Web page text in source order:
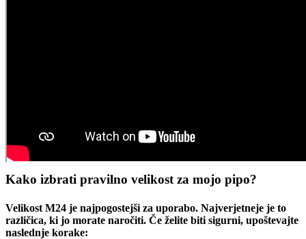
Kako izbrati pravilno velikost za mojo pipo?
Velikost M24 je najpogostejši za uporabo. Najverjetneje je to
različica, ki jo morate naročiti. Če želite biti sigurni, upoštevajte
naslednje korake: